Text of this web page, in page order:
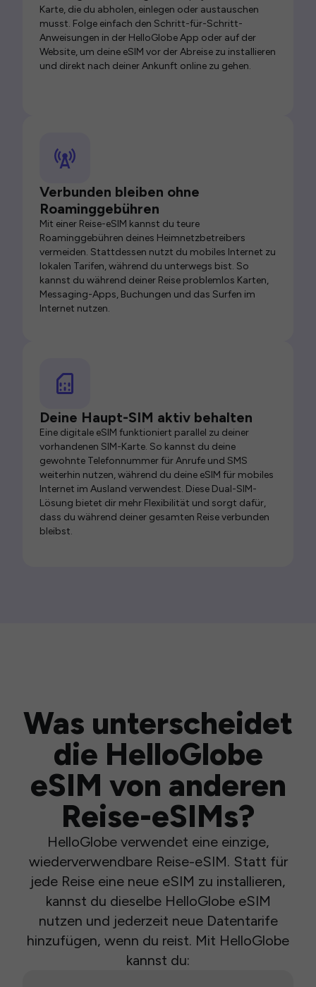
Karte, die du abholen, einlegen oder austauschen
musst. Folge einfach den Schritt-für-Schritt-
Anweisungen in der HelloGlobe App oder auf der
Website, um deine eSIM vor der Abreise zu installieren
und direkt nach deiner Ankunft online zu gehen.
Verbunden bleiben ohne
Roaminggebühren
Mit einer Reise-eSIM kannst du teure
Roaminggebühren deines Heimnetzbetreibers
vermeiden. Stattdessen nutzt du mobiles Internet zu
lokalen Tarifen, während du unterwegs bist. So
kannst du während deiner Reise problemlos Karten,
Messaging-Apps, Buchungen und das Surfen im
Internet nutzen.
Deine Haupt-SIM aktiv behalten
Eine digitale eSIM funktioniert parallel zu deiner
vorhandenen SIM-Karte. So kannst du deine
gewohnte Telefonnummer für Anrufe und SMS
weiterhin nutzen, während du deine eSIM für mobiles
Internet im Ausland verwendest. Diese Dual-SIM-
Lösung bietet dir mehr Flexibilität und sorgt dafür,
dass du während deiner gesamten Reise verbunden
bleibst.
Was unterscheidet
die HelloGlobe
eSIM von anderen
Reise-eSIMs?
HelloGlobe verwendet eine einzige,
wiederverwendbare Reise-eSIM. Statt für
jede Reise eine neue eSIM zu installieren,
kannst du dieselbe HelloGlobe eSIM
nutzen und jederzeit neue Datentarife
hinzufügen, wenn du reist. Mit HelloGlobe
kannst du: